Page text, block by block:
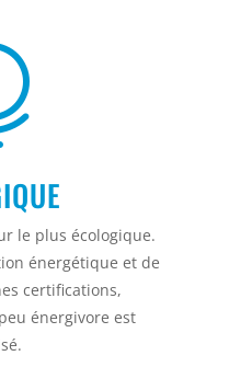
le plus écologique.
énergétique et de
certifications,
énergivore est